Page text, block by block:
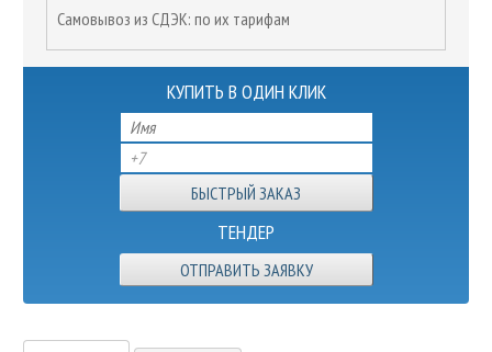
Самовывоз из СДЭК: по их тарифам
КУПИТЬ В ОДИН КЛИК
ТЕНДЕР
ОТПРАВИТЬ ЗАЯВКУ